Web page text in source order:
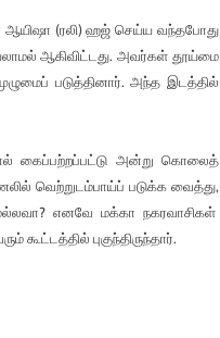
(ரலி) ஹஜ் செய்ய வந்தபோது
ஆகிவிட்டது. அவர்கள் தூய்மை
படுத்தினார். அந்த இடத்தில்
கைப்பற்றப்பட்டு அன்று கொலைத்
வெற்றுடம்பாய்ப் படுக்க வைத்து,
எனவே மக்கா நகரவாசிகள்
புகுந்திருந்தார்.